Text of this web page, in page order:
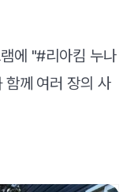
에 "#리아킴 누나
함께 여러 장의 사